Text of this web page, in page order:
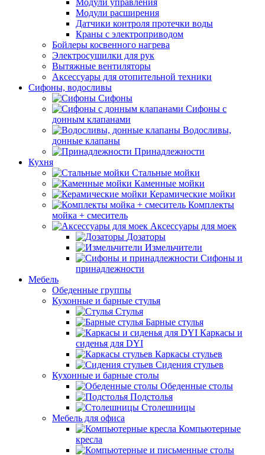
Модули управления
Модули расширения
Датчики контроля протечки воды
Краны с электроприводом
Бойлеры косвенного нагрева
Электросушилки для рук
Вытяжные вентиляторы
Аксессуары для отопительной техники
Сифоны, водосливы
Сифоны
Сифоны с
донным клапанами
Водосливы,
донные клапаны
Принадлежности
Кухня
Стальные мойки
Каменные мойки
Керамические мойки
Комплекты
мойка + смеситель
Аксессуары для моек
Дозаторы
Измельчители
Сифоны и
принадлежности
Мебель
Обеденные группы
Кухонные и барные стулья
Стулья
Барные стулья
Каркасы и
сиденья для DYI
Каркасы стульев
Сидения стульев
Кухонные и барные столы
Обеденные столы
Подстолья
Столешницы
Мебель для офиса
Компьютерные
кресла